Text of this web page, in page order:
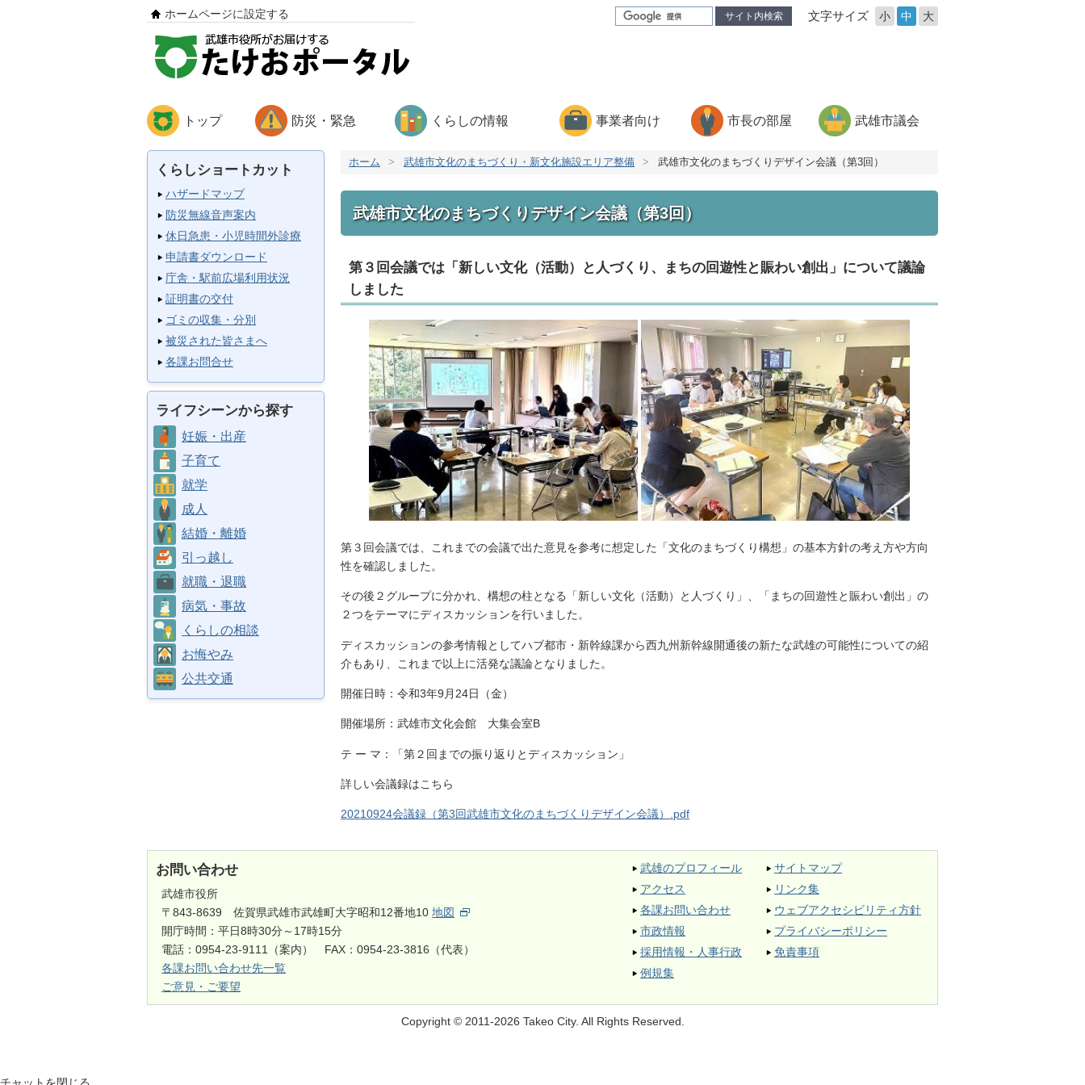
サイト内検索 文字サイズ 小 中 大
ホームページに設定する
トップ 防災・緊急 くらしの情報 事業者向け 市長の部屋 武雄市議会
くらしショートカット
ハザードマップ
防災無線音声案内
休日急患・小児時間外診療
申請書ダウンロード
庁舎・駅前広場利用状況
証明書の交付
ゴミの収集・分別
被災された皆さまへ
各課お問合せ
ライフシーンから探す
妊娠・出産
子育て
就学
成人
結婚・離婚
引っ越し
就職・退職
病気・事故
くらしの相談
お悔やみ
公共交通
ホーム > 武雄市文化のまちづくり・新文化施設エリア整備 > 武雄市文化のまちづくりデザイン会議（第3回）
武雄市文化のまちづくりデザイン会議（第3回）
第３回会議では「新しい文化（活動）と人づくり、まちの回遊性と賑わい創出」について議論
しました
第３回会議では、これまでの会議で出た意見を参考に想定した「文化のまちづくり構想」の基本方針の考え方や方向
性を確認しました。
その後２グループに分かれ、構想の柱となる「新しい文化（活動）と人づくり」、「まちの回遊性と賑わい創出」の
２つをテーマにディスカッションを行いました。
ディスカッションの参考情報としてハブ都市・新幹線課から西九州新幹線開通後の新たな武雄の可能性についての紹
介もあり、これまで以上に活発な議論となりました。
開催日時：令和3年9月24日（金）
開催場所：武雄市文化会館 大集会室B
テ ー マ：「第２回までの振り返りとディスカッション」
詳しい会議録はこちら
20210924会議録（第3回武雄市文化のまちづくりデザイン会議）.pdf
お問い合わせ
武雄市役所
〒843-8639 佐賀県武雄市武雄町大字昭和12番地10地図
開庁時間：平日8時30分～17時15分
電話：0954-23-9111（案内） FAX：0954-23-3816（代表）
各課お問い合わせ先一覧
ご意見・ご要望
武雄のプロフィール
アクセス
各課お問い合わせ
市政情報
採用情報・人事行政
例規集
サイトマップ
リンク集
ウェブアクセシビリティ方針
プライバシーポリシー
免責事項
Copyright © 2011-2026 Takeo City. All Rights Reserved.